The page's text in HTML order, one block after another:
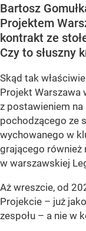
Bartosz
Projektem
kontrakt ze
Czy to słuszny
Skąd tak
Projekt Warszawa
z postawieniem na
pochodzącego ze
wychowanego w
grającego również
w warszawskiej
Aż wreszcie, od
Projekcie – już
zespołu – a nie w